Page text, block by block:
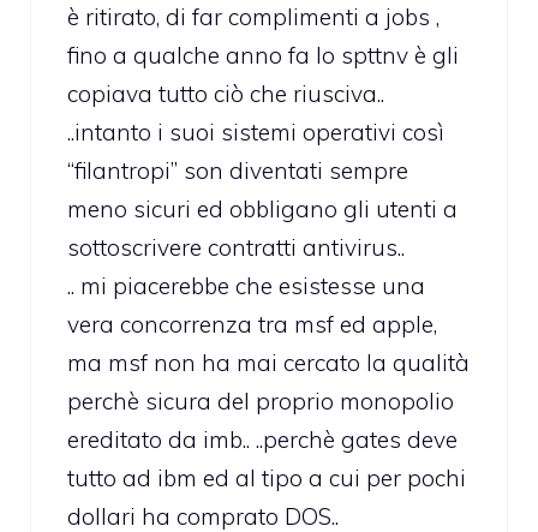
è ritirato, di far complimenti a jobs ,
fino a qualche anno fa lo spttnv è gli
copiava tutto ciò che riusciva..
..intanto i suoi sistemi operativi così
“filantropi” son diventati sempre
meno sicuri ed obbligano gli utenti a
sottoscrivere contratti antivirus..
.. mi piacerebbe che esistesse una
vera concorrenza tra msf ed apple,
ma msf non ha mai cercato la qualità
perchè sicura del proprio monopolio
ereditato da imb.. ..perchè gates deve
tutto ad ibm ed al tipo a cui per pochi
dollari ha comprato DOS..